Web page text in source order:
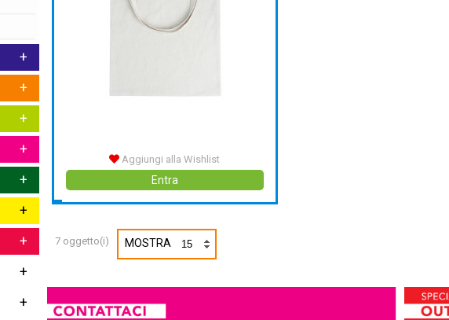
+
+
+
+
+
+
+
+
+
Aggiungi alla Wishlist
Entra
7 oggetto(i) MOSTRA